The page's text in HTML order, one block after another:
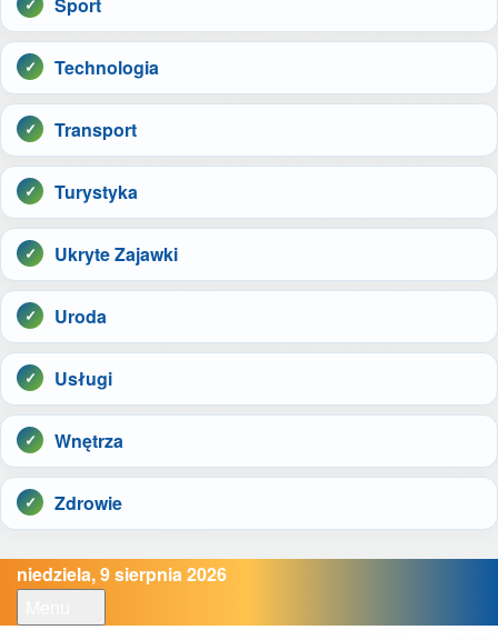
Technologia
Transport
Turystyka
Ukryte Zajawki
Uroda
Usługi
Wnętrza
Zdrowie
niedziela, 9 sierpnia 2026